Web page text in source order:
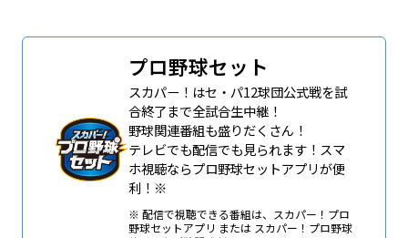
プロ野球セット
スカパー！はセ・パ12球団公式戦を試
合終了まで全試合生中継！
野球関連番組も盛りだくさん！
テレビでも配信でも見られます！スマ
ホ視聴ならプロ野球セットアプリが便
利！※
※ 配信で視聴できる番組は、スカパー！プロ
野球セットアプリ または スカパー！プロ野球